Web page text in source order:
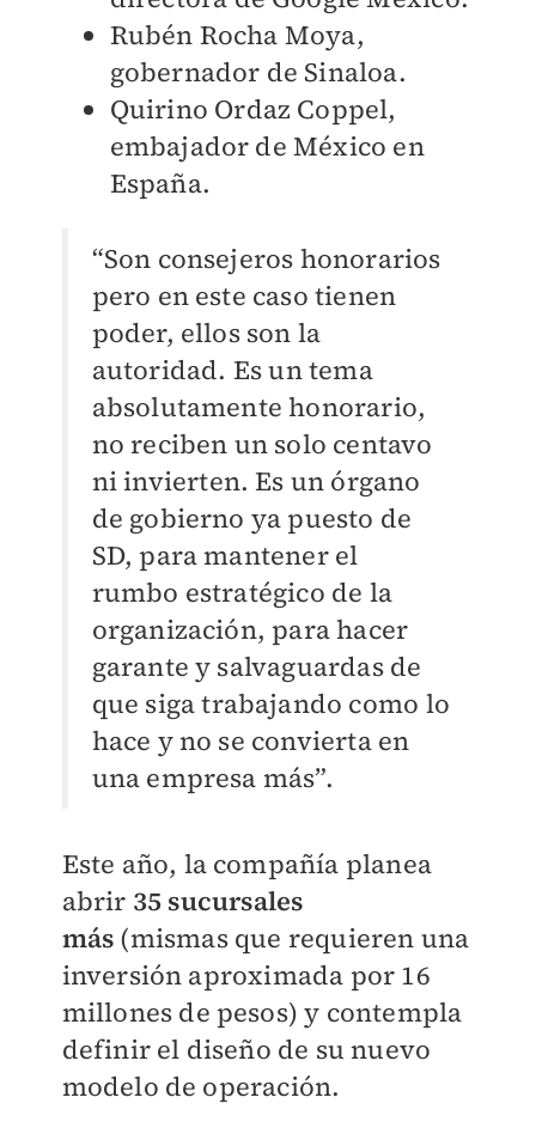
Rubén Rocha Moya,
gobernador de Sinaloa.
Quirino Ordaz Coppel,
embajador de México en
España.
“Son consejeros honorarios
pero en este caso tienen
poder, ellos son la
autoridad. Es un tema
absolutamente honorario,
no reciben un solo centavo
ni invierten. Es un órgano
de gobierno ya puesto de
SD, para mantener el
rumbo estratégico de la
organización, para hacer
garante y salvaguardas de
que siga trabajando como lo
hace y no se convierta en
una empresa más”.
Este año, la compañía planea
abrir 35 sucursales
más (mismas que requieren una
inversión aproximada por 16
millones de pesos) y contempla
definir el diseño de su nuevo
modelo de operación.